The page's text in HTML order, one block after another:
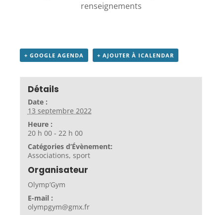
renseignements
+ GOOGLE AGENDA + AJOUTER À ICALENDAR
Détails
Date :
13 septembre 2022
Heure :
20 h 00 - 22 h 00
Catégories d’Évènement:
Associations, sport
Organisateur
Olymp’Gym
E-mail :
olympgym@gmx.fr